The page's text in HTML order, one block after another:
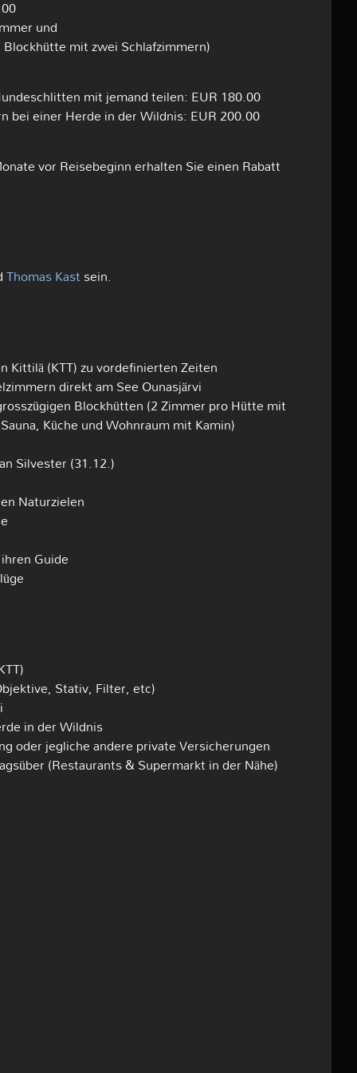
und
mit zwei Schlafzimmern)
mit jemand teilen: EUR 180.00
einer Herde in der Wildnis: EUR 200.00
vor Reisebeginn erhalten Sie einen Rabatt
Thomas Kastsein.
Kittilä (KTT) zu vordefinierten Zeiten
direkt am See Ounasjärvi
Blockhütten (2 Zimmer pro Hütte mit
Küche und Wohnraum mit Kamin)
Silvester (31.12.)
Naturzielen
Guide
Stativ, Filter, etc)
in der Wildnis
oder jegliche andere private Versicherungen
(Restaurants & Supermarkt in der Nähe)